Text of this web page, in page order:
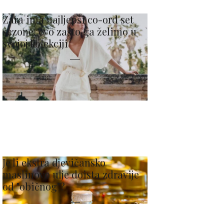
Zara ima najljepši co-ord set
sezone, evo zašto ga želimo u
svojoj kolekciji
Je li ekstra djevičansko
maslinovo ulje doista zdravije
od "običnog"?